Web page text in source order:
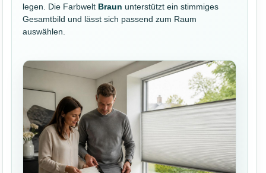
legen. Die Farbwelt Braun unterstützt ein stimmiges
Gesamtbild und lässt sich passend zum Raum
auswählen.